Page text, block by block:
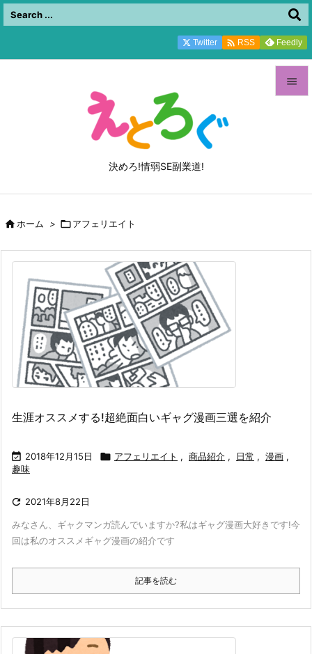
決めろ!情弱SE副業道!

前へ

Twitter  RSS Feedly
ホーム > アフェリエイト
生涯オススメする!超絶面白いギャグ漫画三選を紹介
 2018年12月15日  アフェリエイト , 商品紹介 , 日常 , 漫画 ,
趣味
 2021年8月22日
みなさん、ギャクマンガ読んでいますか?私はギャグ漫画大好きです!今
回は私のオススメギャグ漫画の紹介です
記事を読む